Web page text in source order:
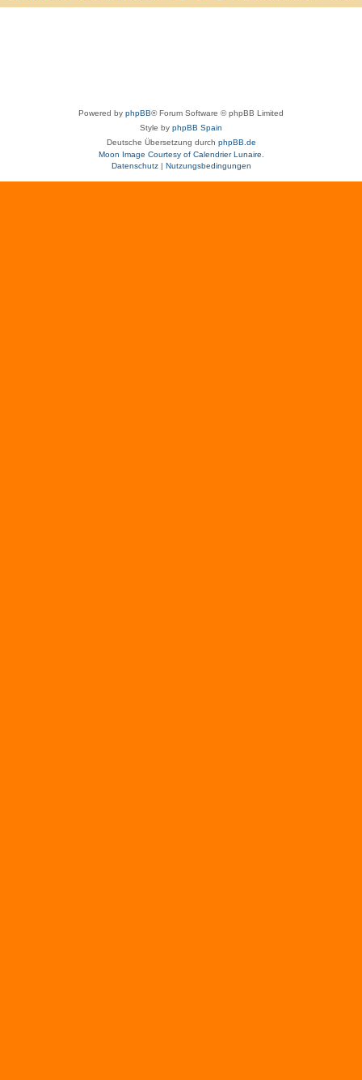
Powered by phpBB® Forum Software © phpBB Limited
Style by phpBB Spain
Deutsche Übersetzung durch phpBB.de
Moon Image Courtesy of Calendrier Lunaire.
Datenschutz| Nutzungsbedingungen